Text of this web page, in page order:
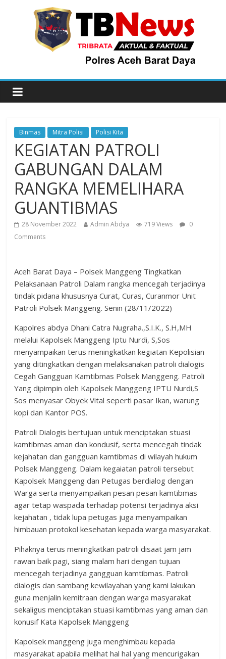
Binmas Mitra Polisi Polisi Kita
KEGIATAN PATROLI
GABUNGAN DALAM
RANGKA MEMELIHARA
GUANTIBMAS
28 November 2022 Admin Abdya 719 Views
0
Comments
Aceh Barat Daya – Polsek Manggeng Tingkatkan
Pelaksanaan Patroli Dalam rangka mencegah terjadinya
tindak pidana khususnya Curat, Curas, Curanmor Unit
Patroli Polsek Manggeng. Senin (28/11/2022)
Kapolres abdya Dhani Catra Nugraha.,S.I.K., S.H,MH
melalui Kapolsek Manggeng Iptu Nurdi, S,Sos
menyampaikan terus meningkatkan kegiatan Kepolisian
yang ditingkatkan dengan melaksanakan patroli dialogis
Cegah Gangguan Kamtibmas Polsek Manggeng. Patroli
Yang dipimpin oleh Kapolsek Manggeng IPTU Nurdi,S
Sos menyasar Obyek Vital seperti pasar Ikan, warung
kopi dan Kantor POS.
Patroli Dialogis bertujuan untuk menciptakan stuasi
kamtibmas aman dan kondusif, serta mencegah tindak
kejahatan dan gangguan kamtibmas di wilayah hukum
Polsek Manggeng. Dalam kegaiatan patroli tersebut
Kapolsek Manggeng dan Petugas berdialog dengan
Warga serta menyampaikan pesan pesan kamtibmas
agar tetap waspada terhadap potensi terjadinya aksi
kejahatan , tidak lupa petugas juga menyampaikan
himbauan protokol kesehatan kepada warga masyarakat.
Pihaknya terus meningkatkan patroli disaat jam jam
rawan baik pagi, siang malam hari dengan tujuan
mencegah terjadinya gangguan kamtibmas. Patroli
dialogis dan sambang kewilayahan yang kami lakukan
guna menjalin kemitraan dengan warga masyarakat
sekaligus menciptakan stuasi kamtibmas yang aman dan
konusif Kata Kapolsek Manggeng
Kapolsek manggeng juga menghimbau kepada
masyarakat apabila melihat hal hal yang mencurigakan